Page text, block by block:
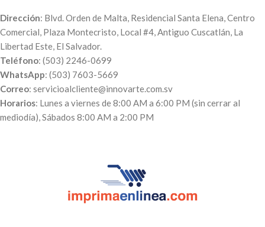
Dirección: Blvd. Orden de Malta, Residencial Santa Elena, Centro
Comercial, Plaza Montecristo, Local #4, Antiguo Cuscatlán, La
Libertad Este, El Salvador.
Teléfono: (503) 2246-0699
WhatsApp: (503) 7603-5669
Correo: servicioalcliente@innovarte.com.sv
Horarios: Lunes a viernes de 8:00 AM a 6:00 PM (sin cerrar al
mediodía), Sábados 8:00 AM a 2:00 PM